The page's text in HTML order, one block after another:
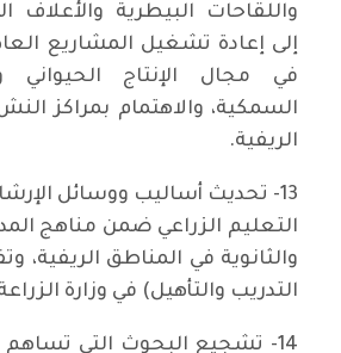
واللقاحات البيطرية والأعلاف
إلى إعادة تشغيل المشاريع
في مجال الإنتاج الحيواني
السمكية، والاهتمام بمراكز
الريفية.
13- تحديث أساليب ووسائل
التعليم الزراعي ضمن مناهج
والثانوية في المناطق الريفية،
التدريب والتأهيل) في وزارة
14- تشجيع البحوث التي تساهم